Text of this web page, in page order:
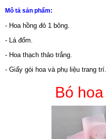
Mô tả sản phẩm:
- Hoa hồng đỏ 1 bông.
- Lá đốm.
- Hoa thạch thảo trắng.
- Giấy gói hoa và phụ liệu trang trí.
Bó